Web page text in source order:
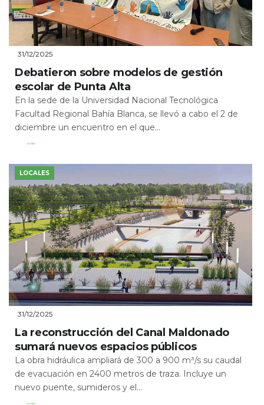
31/12/2025
Debatieron sobre modelos de gestión
escolar de Punta Alta
En la sede de la Universidad Nacional Tecnológica
Facultad Regional Bahía Blanca, se llevó a cabo el 2 de
diciembre un encuentro en el que...
Leer Más
LOCALES
31/12/2025
La reconstrucción del Canal Maldonado
sumará nuevos espacios públicos
La obra hidráulica ampliará de 300 a 900 m³/s su caudal
de evacuación en 2400 metros de traza. Incluye un
nuevo puente, sumideros y el...
Leer Más